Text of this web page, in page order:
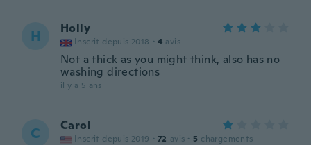
H Holly
Inscrit depuis 2018 · 4 avis
Not a thick as you might think, also has no
washing directions
il y a 5 ans
C Carol
Inscrit depuis 2019 · 72 avis · 5 chargements